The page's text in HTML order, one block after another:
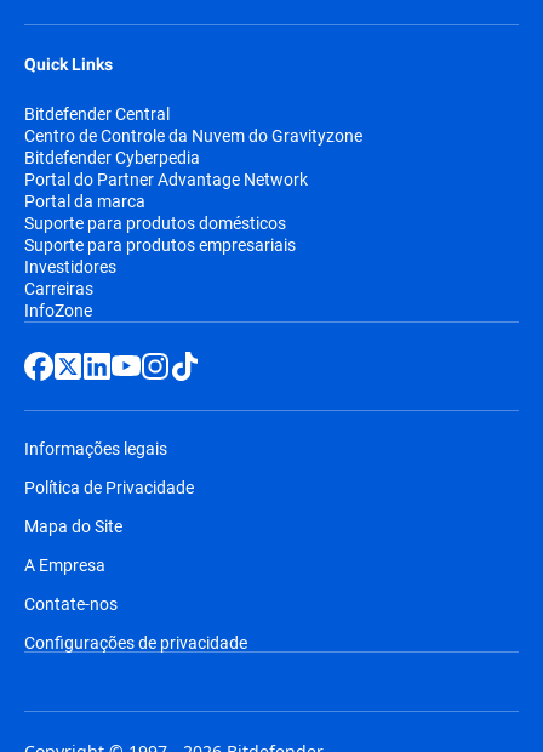
Quick Links
Bitdefender Central
Centro de Controle da Nuvem do Gravityzone
Bitdefender Cyberpedia
Portal do Partner Advantage Network
Portal da marca
Suporte para produtos domésticos
Suporte para produtos empresariais
Investidores
Carreiras
InfoZone
Informações legais
Política de Privacidade
Mapa do Site
A Empresa
Contate-nos
Configurações de privacidade